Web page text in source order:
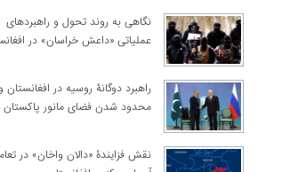
نگاهی به روند تحول و راهبردهای
عملیاتی «داعش خراسان» در
راهبرد دوگانۀ روسیه در افغانستان و
محدود شدن فضای مانور پاکستان
نقش فزایندۀ «دالان واخان» در